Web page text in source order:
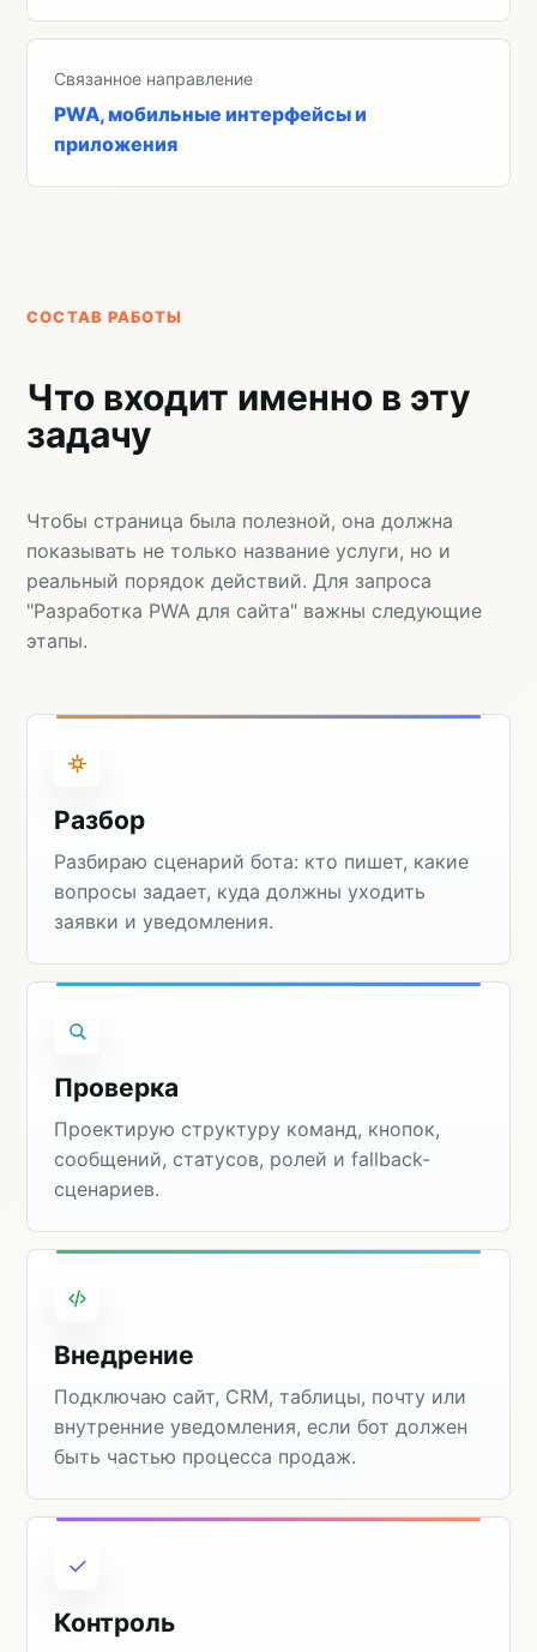
Связанное направление
PWA, мобильные интерфейсы и
приложения
СОСТАВ РАБОТЫ
Что входит именно в эту
задачу
Чтобы страница была полезной, она должна
показывать не только название услуги, но и
реальный порядок действий. Для запроса
"Разработка PWA для сайта" важны следующие
этапы.
Разбор
Разбираю сценарий бота: кто пишет, какие
вопросы задает, куда должны уходить
заявки и уведомления.
Проверка
Проектирую структуру команд, кнопок,
сообщений, статусов, ролей и fallback-
сценариев.
Внедрение
Подключаю сайт, CRM, таблицы, почту или
внутренние уведомления, если бот должен
быть частью процесса продаж.
Контроль